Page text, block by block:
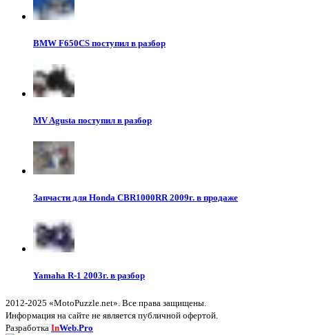
BMW F650CS поступил в разбор
MV Agusta поступил в разбор
Запчасти для Honda CBR1000RR 2009г. в продаже
Yamaha R-1 2003г. в разбор
2012-2025 «MotoPuzzle.net». Все права защищены.
Информация на сайте не является публичной офертой.
Разработка InWeb.Pro